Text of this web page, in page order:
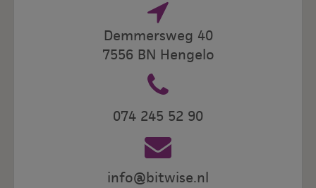
Demmersweg 40
7556 BN Hengelo
074 245 52 90
info@bitwise.nl